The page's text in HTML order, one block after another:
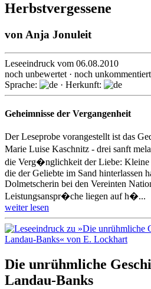
Herbstvergessene
vonAnja Jonuleit
Leseeindruck vom 06.08.2010
noch unbewertet · noch unkommentiert
Sprache:
· Herkunft:
Geheimnisse der Vergangenheit
Der Leseprobe vorangestellt ist das
Marie Luise Kaschnitz - drei sanft
die Verg�nglichkeit der Liebe:
die der Geliebte im Sand hinterlassen
Dolmetscherin bei den Vereinten
Leistungsanspr�che liegen auf h�...
weiter lesen
Die unrühmliche
Landau-Banks